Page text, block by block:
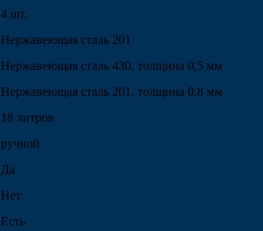
4 шт.
Нержавеющая сталь 201
Нержавеющая сталь 430, толщина 0,5 мм
Нержавеющая сталь 201, толщина 0,8 мм
18 литров
ручной
Да
Нет
Есть